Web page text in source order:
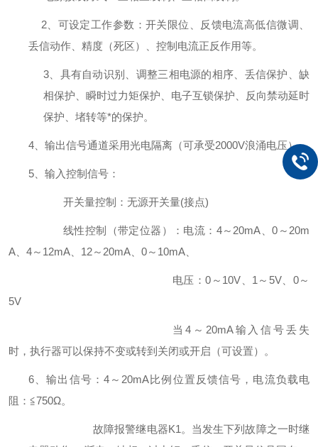
2、可设定工作参数：开关限位、反馈电流高低信微调、
丢信动作、精度（死区）、控制电流正反作用等。
3、具有自动识别、调整三相电源的相序、 丢信保护、缺
相保护、瞬时过力矩保护、电子互锁保护、反向禁动延时
保护 、堵转等*的保护。
4、输出信号通道采用光电隔离（可承受2000V浪涌电压）。
5、输入控制信号：
开关量控制：无源开关量(接点)
线性控制（带定位器）：电流： 4～20mA、0～20m
A、4～12mA、12～20mA、0～10mA、
电压：0～10V、1～5V、0～
5V
当 4～20mA输入信号丢失
时，执行器可以保持不变或转到关闭或开启（可设置）。
6、输出信号：4～20mA比例位置反馈信号，电流负载电
阻：≦750Ω。
故障报警继电器K1。 当发生下列故障之一时继